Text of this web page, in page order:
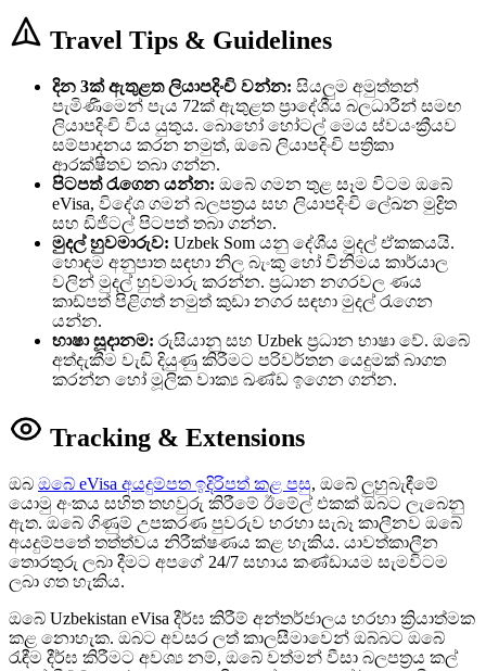
Travel Tips & Guidelines
දින 3ක් ඇතුළත ලියාපදිංචි වන්න: සියලුම අමුත්තන්
පැමිණීමෙන් පැය 72ක් ඇතුළත ප්‍රාදේශීය බලධාරීන් සමඟ
ලියාපදිංචි විය යුතුය. බොහෝ හෝටල් මෙය ස්වයංක්‍රීයව
සම්පාදනය කරන නමුත්, ඔබේ ලියාපදිංචි පත්‍රිකා
ආරක්ෂිතව තබා ගන්න.
පිටපත් රැගෙන යන්න: ඔබේ ගමන තුළ සෑම විටම ඔබේ
eVisa, විදේශ ගමන් බලපත්‍රය සහ ලියාපදිංචි ලේඛන මුද්‍රිත
සහ ඩිජිටල් පිටපත් තබා ගන්න.
මුදල් හුවමාරුව: Uzbek Som යනු දේශීය මුදල් ඒකකයයි.
හොඳම අනුපාත සඳහා නිල බැංකු හෝ විනිමය කාර්යාල
වලින් මුදල් හුවමාරු කරන්න. ප්‍රධාන නගරවල ණය
කාඩ්පත් පිළිගත් නමුත් කුඩා නගර සඳහා මුදල් රැගෙන
යන්න.
භාෂා සූදානම: රුසියානු සහ Uzbek ප්‍රධාන භාෂා වේ. ඔබේ
අත්දැකීම වැඩි දියුණු කිරීමට පරිවර්තන යෙදුමක් බාගත
කරන්න හෝ මූලික වාක්‍ය ඛණ්ඩ ඉගෙන ගන්න.
Tracking & Extensions
ඔබ ඔබේ eVisa අයදුම්පත ඉදිරිපත් කළ පසු, ඔබේ ලුහුබැඳීමේ
යොමු අංකය සහිත තහවුරු කිරීමේ ඊමේල් එකක් ඔබට ලැබෙනු
ඇත. ඔබේ ගිණුම් උපකරණ පුවරුව හරහා සැබෑ කාලීනව ඔබේ
අයදුම්පතේ තත්ත්වය නිරීක්ෂණය කළ හැකිය. යාවත්කාලීන
තොරතුරු ලබා දීමට අපගේ 24/7 සහාය කණ්ඩායම සැමවිටම
ලබා ගත හැකිය.
ඔබේ Uzbekistan eVisa දීර්ඝ කිරීම් අන්තර්ජාලය හරහා ක්‍රියාත්මක
කළ නොහැක. ඔබට අවසර ලත් කාලසීමාවෙන් ඔබ්බට ඔබේ
රැඳීම දීර්ඝ කිරීමට අවශ්‍ය නම්, ඔබේ වත්මන් වීසා බලපත්‍රය කල්